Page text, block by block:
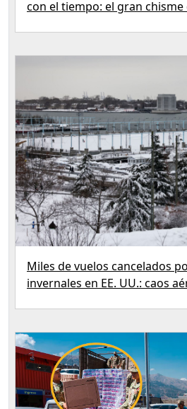
con el tiempo: el gran
Miles de vuelos cancelados
invernales en EE. UU.: caos